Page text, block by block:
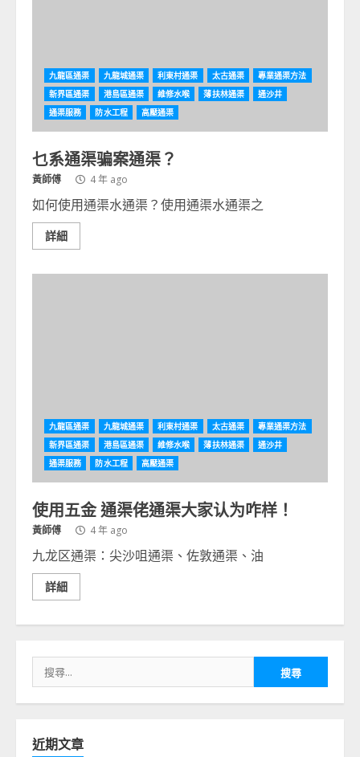
九龍區通渠 九龍城通渠 利東村通渠 太古通渠
專業通渠方法
新界區通渠
港島區通渠 維修水喉 薄扶林通渠
通沙井
通渠服務
防水工程 高壓通渠
乜系通渠骗案通渠？
黃師傅 4 年 ago
如何使用通渠水通渠？使用通渠水通渠之
詳細
九龍區通渠 九龍城通渠 利東村通渠 太古通渠
專業通渠方法
新界區通渠
港島區通渠 維修水喉 薄扶林通渠
通沙井
通渠服務
防水工程 高壓通渠
使用五金 通渠佬通渠大家认为咋样！
黃師傅 4 年 ago
九龙区通渠：尖沙咀通渠、佐敦通渠、油
詳細
尋
關
字:
近期文章